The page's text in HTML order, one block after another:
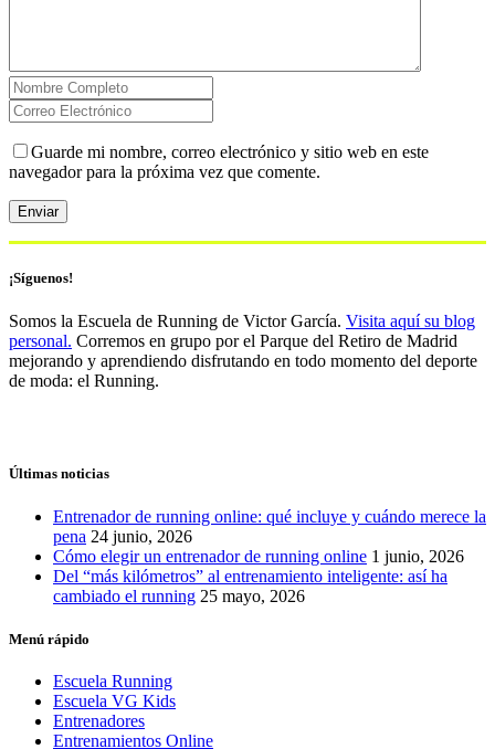
Guarde mi nombre, correo electrónico y sitio web en este
navegador para la próxima vez que comente.
¡Síguenos!
Somos la Escuela de Running de Victor García. Visita aquí su blog
personal. Corremos en grupo por el Parque del Retiro de Madrid
mejorando y aprendiendo disfrutando en todo momento del deporte
de moda: el Running.
Últimas noticias
Entrenador de running online: qué incluye y cuándo merece la
pena 24 junio, 2026
Cómo elegir un entrenador de running online 1 junio, 2026
Del “más kilómetros” al entrenamiento inteligente: así ha
cambiado el running 25 mayo, 2026
Menú rápido
Escuela Running
Escuela VG Kids
Entrenadores
Entrenamientos Online